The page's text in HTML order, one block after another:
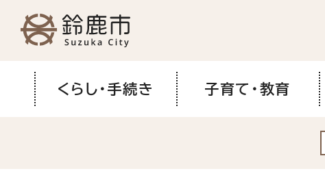
くらし・手続き 子育て・教育